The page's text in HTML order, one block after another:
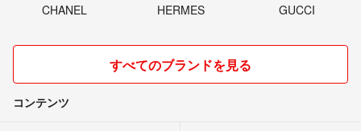
CHANEL HERMES GUCCI
すべてのブランドを見る
コンテンツ